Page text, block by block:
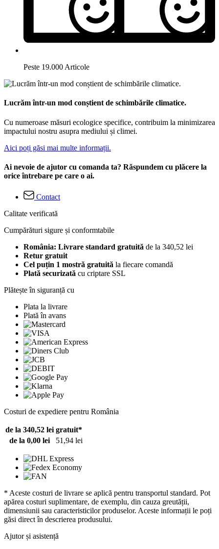
Peste 19.000 Articole
Lucrăm într-un mod conștient de schimbările climatice.
Cu numeroase măsuri ecologice specifice, contribuim la minimizarea
impactului nostru asupra mediului și climei.
Aici poți găsi mai multe informații.
Ai nevoie de ajutor cu comanda ta? Răspundem cu plăcere la
orice întrebare pe care o ai.
Contact
Calitate verificată
Cumpărături sigure și conformtabile
România: Livrare standard gratuită de la 340,52 lei
Retur gratuit
Cel puțin 1 mostră gratuită la fiecare comandă
Plată securizată cu criptare SSL
Plătește în siguranță cu
Plata la livrare
Plată în avans
Costuri de expediere pentru România
de la 340,52 lei gratuit*
de la 0,00 lei
51,94 lei
* Aceste costuri de livrare se aplică pentru transportul standard. Pot
apărea costuri suplimentare, de exemplu, din cauza greutății,
dimensiunii sau caracteristicilor produselor. Aceste informații le poți
găsi direct în descrierea produsului.
Ajutor și asistență